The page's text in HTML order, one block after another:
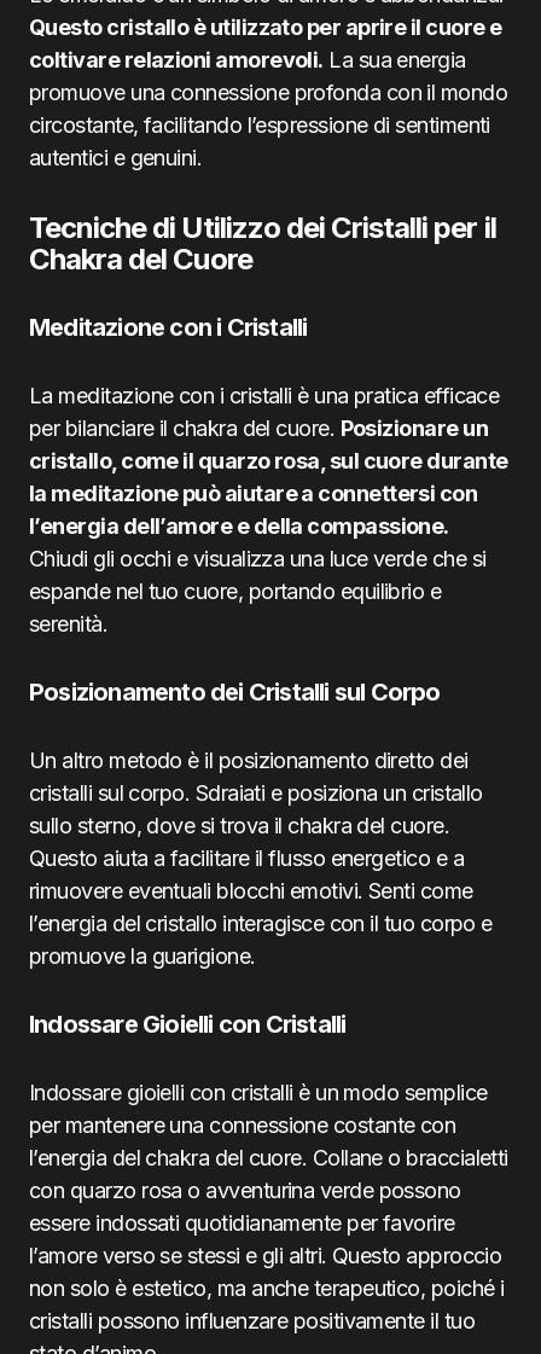
Questo cristallo è utilizzato per aprire il cuore e
coltivare relazioni amorevoli. La sua energia
promuove una connessione profonda con il mondo
circostante, facilitando l’espressione di sentimenti
autentici e genuini.
Tecniche di Utilizzo dei Cristalli per il
Chakra del Cuore
Meditazione con i Cristalli
La meditazione con i cristalli è una pratica efficace
per bilanciare il chakra del cuore. Posizionare un
cristallo, come il quarzo rosa, sul cuore durante
la meditazione può aiutare a connettersi con
l’energia dell’amore e della compassione.
Chiudi gli occhi e visualizza una luce verde che si
espande nel tuo cuore, portando equilibrio e
serenità.
Posizionamento dei Cristalli sul Corpo
Un altro metodo è il posizionamento diretto dei
cristalli sul corpo. Sdraiati e posiziona un cristallo
sullo sterno, dove si trova il chakra del cuore.
Questo aiuta a facilitare il flusso energetico e a
rimuovere eventuali blocchi emotivi. Senti come
l’energia del cristallo interagisce con il tuo corpo e
promuove la guarigione.
Indossare Gioielli con Cristalli
Indossare gioielli con cristalli è un modo semplice
per mantenere una connessione costante con
l’energia del chakra del cuore. Collane o braccialetti
con quarzo rosa o avventurina verde possono
essere indossati quotidianamente per favorire
l’amore verso se stessi e gli altri. Questo approccio
non solo è estetico, ma anche terapeutico, poiché i
cristalli possono influenzare positivamente il tuo